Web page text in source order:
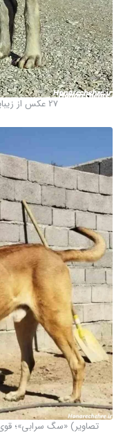
27 عکس از زیبایی بی نظیر سگ قفقازی و سرابی
تصاویر) «سگ سرابی»؛